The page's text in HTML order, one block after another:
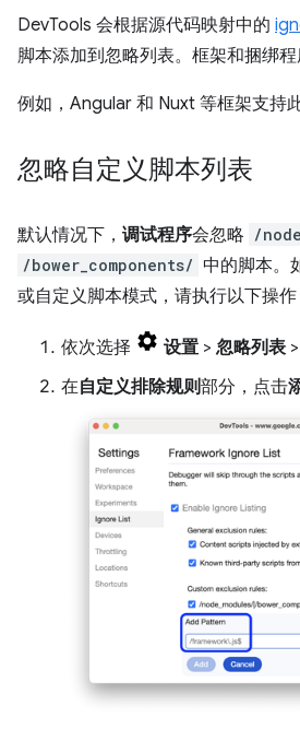
DevTools 会根据源代码映射中的
脚本添加到忽略列表。框架和捆绑程
例如，Angular 和 Nuxt 等框架支持此
忽略自定义脚本列表
默认情况下， 调试程序会忽略 /
/bower_components/ 中的脚本。
或自定义脚本模式，请执行以下操作
依次选择 设置 > 忽略列表 >
在自定义排除规则部分，点击